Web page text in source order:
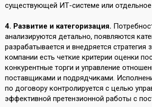
существующей ИТ-системе или
4. Развитие и категоризация.
анализируются детально, появляются
разрабатывается и внедряется стратегия
компании есть четкие критерии оценки
конкурентные торги и управление
поставщиками и подрядчиками.
по договору контролируется с целью
эффективной претензионной работы с